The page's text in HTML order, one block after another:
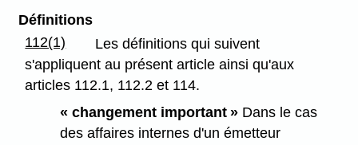
Définitions
112(1)
Les définitions qui suivent
s'appliquent au présent article ainsi qu'aux
articles 112.1, 112.2 et 114.
« changement important » Dans le cas
des affaires internes d'un émetteur